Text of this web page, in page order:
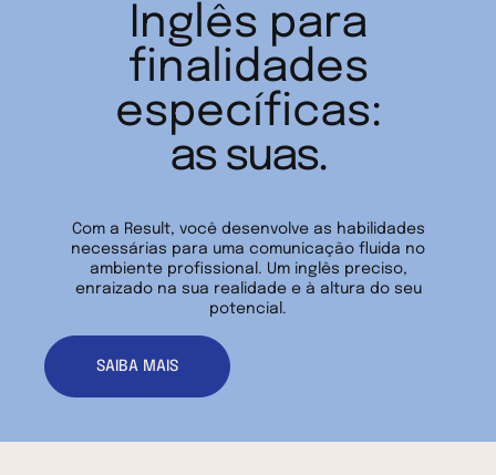
Inglês para
finalidades
específicas:
as suas.
Com a Result, você desenvolve as habilidades
necessárias para uma comunicação fluida no
ambiente profissional. Um inglês preciso,
enraizado na sua realidade e à altura do seu
potencial.
SAIBA MAIS